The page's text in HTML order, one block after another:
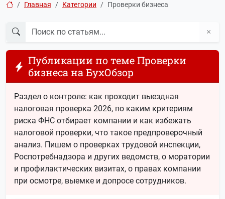
Главная Категории Проверки бизнеса
Публикации по теме Проверки
бизнеса на БухОбзор
Раздел о контроле: как проходит выездная
налоговая проверка 2026, по каким критериям
риска ФНС отбирает компании и как избежать
налоговой проверки, что такое предпроверочный
анализ. Пишем о проверках трудовой инспекции,
Роспотребнадзора и других ведомств, о моратории
и профилактических визитах, о правах компании
при осмотре, выемке и допросе сотрудников.